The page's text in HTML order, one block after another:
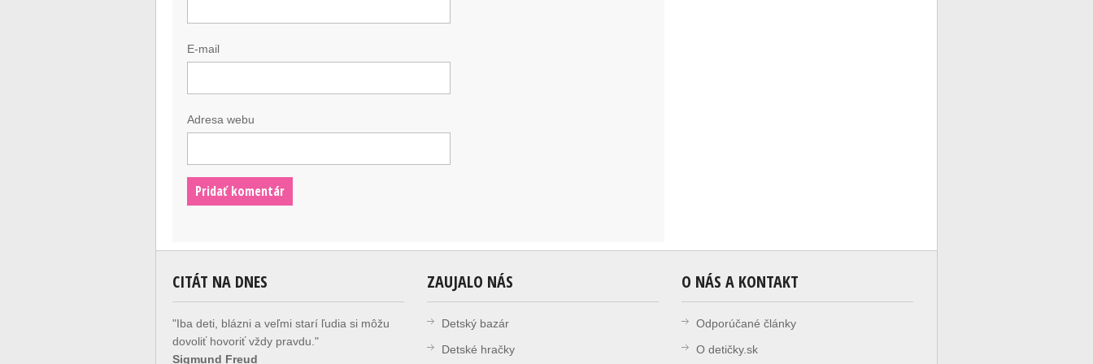
E-mail
Adresa webu
CITÁT NA DNES
"Iba deti, blázni a veľmi starí ľudia si môžu
dovoliť hovoriť vždy pravdu."
Sigmund Freud
ZAUJALO NÁS
Detský bazár
Detské hračky
O NÁS A KONTAKT
Odporúčané články
O detičky.sk